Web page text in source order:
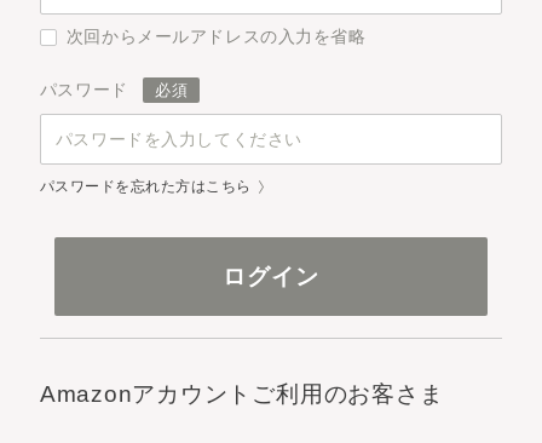
次回からメールアドレスの入力を省略
パスワード
パスワードを忘れた方はこちら
Amazonアカウントご利用のお客さま